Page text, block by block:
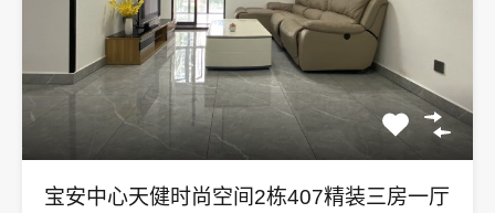
宝安中心天健时尚空间2栋407精装三房一厅